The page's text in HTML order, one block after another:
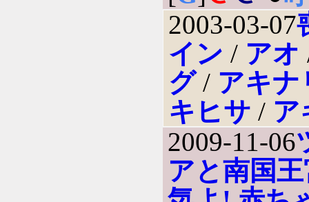
2003-03-07
イン / アオ
グ/ アキナ
キヒサ / ア
2009-11-06
アと南国